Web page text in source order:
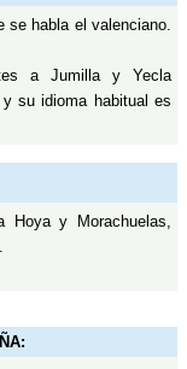
se habla el valenciano.
a Jumilla y Yecla
su idioma habitual es
y Morachuelas,
.